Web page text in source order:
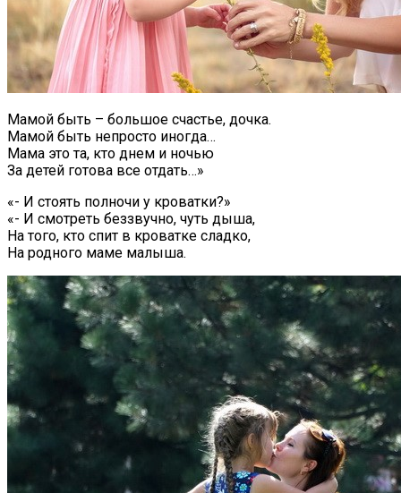
Мамой быть – большое счастье, дочка.
Мамой быть непросто иногда…
Мама это та, кто днем и ночью
За детей готова все отдать…»
«- И стоять полночи у кроватки?»
«- И смотреть беззвучно, чуть дыша,
На того, кто спит в кроватке сладко,
На родного маме малыша.